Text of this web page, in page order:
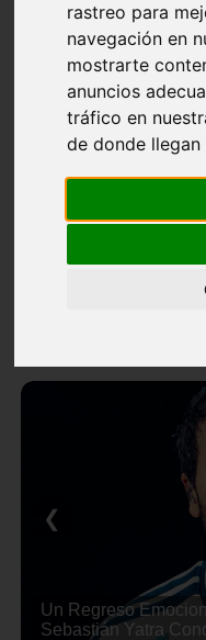
rastreo para
navegación en
mostrarte
anuncios
tráfico en
de donde
Un Regreso
Sebastián Yatra
❮